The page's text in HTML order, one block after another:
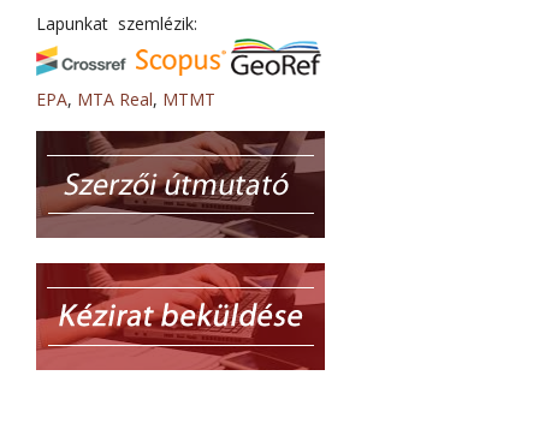
Lapunkat szemlézik:
EPA, MTA Real, MTMT